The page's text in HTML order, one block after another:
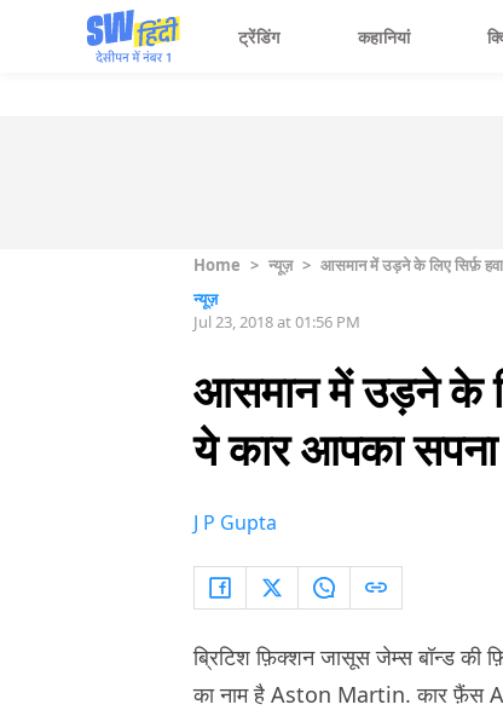
ट्रेंडिंग कहानियां
Home > न्यूज़ > आसमान में उड़ने के लिए सिर्फ़
न्यूज़
Jul 23, 2018 at 01:56 PM
आसमान में उड़ने के
ये कार आपका सपना
J P Gupta
ब्रिटिश फ़िक्शन जासूस जेम्स बॉन्ड की
का नाम है Aston Martin. कार फ़ैंस